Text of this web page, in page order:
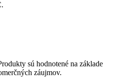
sú hodnotené na základe
záujmov.